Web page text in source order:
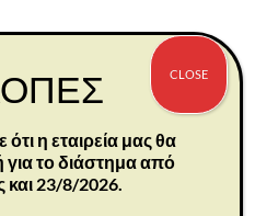
η εταιρεία μας θα
για το διάστημα από
23/8/2026.
CLOSE